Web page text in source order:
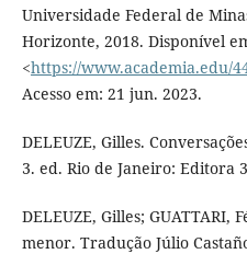
Universidade Federal de
Horizonte, 2018. Disponível
<https://www.academia.edu/
Acesso em: 21 jun. 2023.
DELEUZE, Gilles.
3. ed. Rio de Janeiro: Editora
DELEUZE, Gilles;
menor. Tradução Júlio